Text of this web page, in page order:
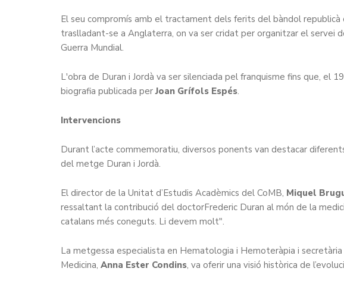
El seu compromís amb el tractament dels ferits del bàndol
traslladant-se a Anglaterra, on va ser cridat per organitzar el servei
Guerra Mundial.
L'obra de Duran i Jordà va ser silenciada pel franquisme fins que, el
biografia publicada perJoan Grífols Espés.
Intervencions
Durant l’acte commemoratiu, diversos ponents van destacar
del metge Duran i Jordà.
El director de la Unitat d’Estudis Acadèmics del CoMB, Miquel
ressaltant la contribució del doctorFrederic Duran al món de la
catalans més coneguts. Li devem molt".
La metgessa especialista en Hematologia i Hemoteràpia i
Medicina, Anna Ester Condins, va oferir una visió històrica de